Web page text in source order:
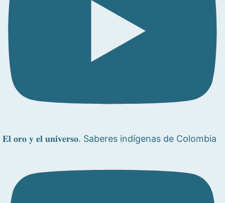
𝐄𝐥 𝐨𝐫𝐨 𝐲 𝐞𝐥 𝐮𝐧𝐢𝐯𝐞𝐫𝐬𝐨. Saberes indígenas de Colombia